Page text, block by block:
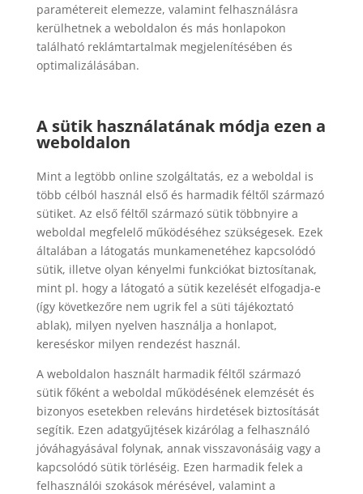
paramétereit elemezze, valamint felhasználásra
kerülhetnek a weboldalon és más honlapokon
található reklámtartalmak megjelenítésében és
optimalizálásában.
A sütik használatának módja ezen a
weboldalon
Mint a legtöbb online szolgáltatás, ez a weboldal is
több célból használ első és harmadik féltől származó
sütiket. Az első féltől származó sütik többnyire a
weboldal megfelelő működéséhez szükségesek. Ezek
általában a látogatás munkamenetéhez kapcsolódó
sütik, illetve olyan kényelmi funkciókat biztosítanak,
mint pl. hogy a látogató a sütik kezelését elfogadja-e
(így következőre nem ugrik fel a süti tájékoztató
ablak), milyen nyelven használja a honlapot,
kereséskor milyen rendezést használ.
A weboldalon használt harmadik féltől származó
sütik főként a weboldal működésének elemzését és
bizonyos esetekben releváns hirdetések biztosítását
segítik. Ezen adatgyűjtések kizárólag a felhasználó
jóváhagyásával folynak, annak visszavonásáig vagy a
kapcsolódó sütik törléséig. Ezen harmadik felek a
felhasználói szokások mérésével, valamint a